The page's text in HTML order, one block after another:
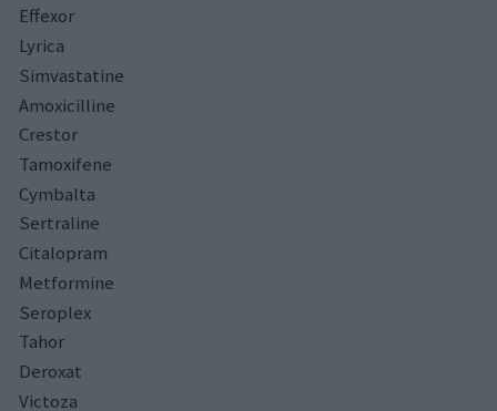
Effexor
Lyrica
Simvastatine
Amoxicilline
Crestor
Tamoxifene
Cymbalta
Sertraline
Citalopram
Metformine
Seroplex
Tahor
Deroxat
Victoza